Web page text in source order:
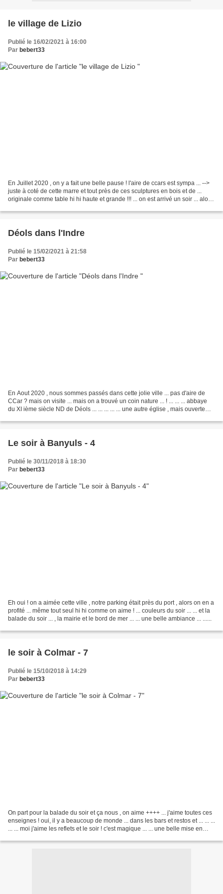
le village de Lizio
Publié le 16/02/2021 à 16:00
Par bebert33
En Juillet 2020 , on y a fait une belle pause ! l'aire de ccars est sympa ... -->
juste à coté de cette marre et tout près de ces sculptures en bois et de ...
originale comme table hi hi haute et grande !!! ... on est arrivé un soir ... alors
Déols dans l'Indre
Publié le 15/02/2021 à 21:58
Par bebert33
En Aout 2020 , nous sommes passés dans cette jolie ville ... pas d'aire de
CCar ? mais on visite ... mais on a trouvé un coin nature ... ! ... ... ... abbaye
du XI ième siècle ND de Déols ... ... ... ... ... une autre église , mais ouverte
Le soir à Banyuls - 4
Publié le 30/11/2018 à 18:30
Par bebert33
Eh oui ! on a aimée cette ville , notre parking était près du port , alors on en a
profité ... même tout seul hi hi comme on aime ! ... couleurs du soir ... ... et la
balade du soir ... , la mairie et le bord de mer ... ... une belle ambiance ... ......
le soir à Colmar - 7
Publié le 15/10/2018 à 14:29
Par bebert33
On part pour la balade du soir et ça nous , on aime ++++ ... j'aime toutes ces
enseignes ! oui, il y a beaucoup de monde ... dans les bars et restos et ... ... ...
... ... moi j'aime les reflets et le soir ! c'est magique ... ... une belle mise en